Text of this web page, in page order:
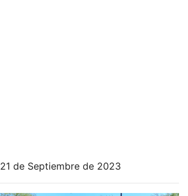
21 de Septiembre de 2023